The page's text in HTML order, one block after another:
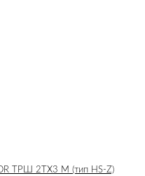
ТРШ 2ТХ3 М (тип HS-Z)